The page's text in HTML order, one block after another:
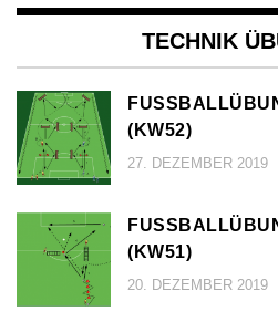
TECHNIK
KW52)
27. DEZEMBER 2019
KW51)
20. DEZEMBER 2019